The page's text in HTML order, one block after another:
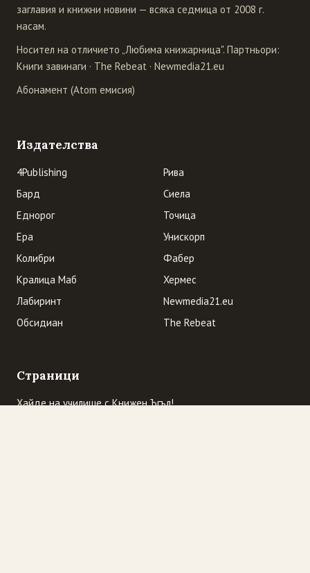
заглавия и книжни новини — всяка седмица от 2008 г.
насам.
Носител на отличието „Любима книжарница". Партньори:
Книги завинаги · The Rebeat · Newmedia21.eu
Абонамент (Atom емисия)
Издателства
4Publishing
Бард
Еднорог
Ера
Колибри
Кралица Маб
Лабиринт
Обсидиан
Рива
Сиела
Точица
Унискорп
Фабер
Хермес
Newmedia21.eu
The Rebeat
Страници
Хайде на училище с Книжен Ъгъл!